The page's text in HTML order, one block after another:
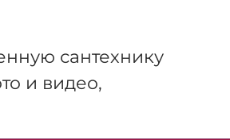
сантехнику
и видео,